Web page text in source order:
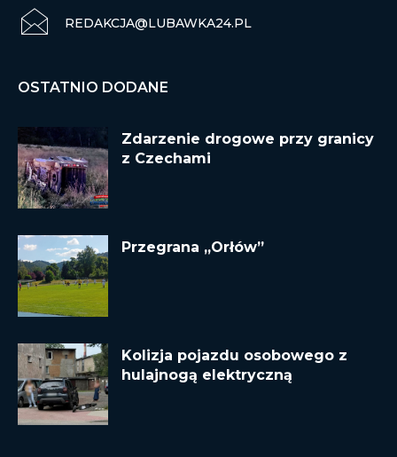
REDAKCJA@LUBAWKA24.PL
OSTATNIO DODANE
Zdarzenie drogowe przy granicy
z Czechami
Przegrana „Orłów”
Kolizja pojazdu osobowego z
hulajnogą elektryczną